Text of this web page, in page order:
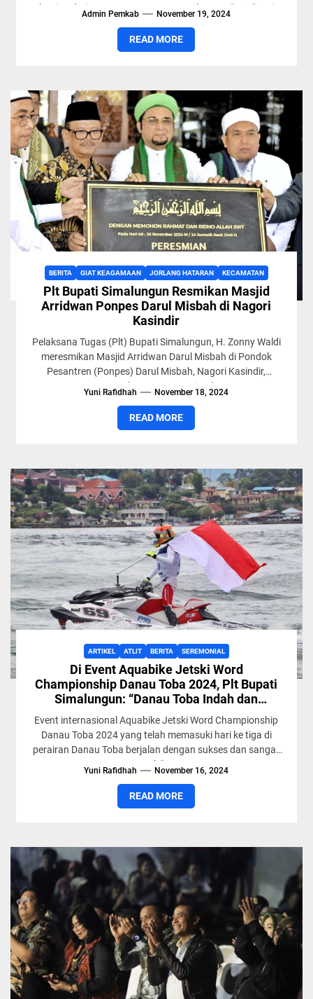
bagian dari program Percepatan perluasan digitalisasi
Admin Pemkab November 19, 2024
READ MORE
BERITA GIAT KEAGAMAAN JORLANG HATARAN KECAMATAN
Plt Bupati Simalungun Resmikan Masjid
Arridwan Ponpes Darul Misbah di Nagori
Kasindir
Pelaksana Tugas (Plt) Bupati Simalungun, H. Zonny Waldi
meresmikan Masjid Arridwan Darul Misbah di Pondok
Pesantren (Ponpes) Darul Misbah, Nagori Kasindir,
Kecamatan Jorlang Hataran, Simalungun,...
Yuni Rafidhah November 18, 2024
READ MORE
ARTIKEL ATLIT BERITA SEREMONIAL
Di Event Aquabike Jetski Word
Championship Danau Toba 2024, Plt Bupati
Simalungun: “Danau Toba Indah dan
Nyaman Untuk Di Kunjungi”
Event internasional Aquabike Jetski Word Championship
Danau Toba 2024 yang telah memasuki hari ke tiga di
perairan Danau Toba berjalan dengan sukses dan sangat
menghibur...
Yuni Rafidhah November 16, 2024
READ MORE